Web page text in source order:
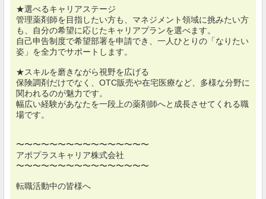
★選べるキャリアステージ
管理薬剤師を目指したい方も、マネジメント領域に挑みたい方
も、自分の希望に応じたキャリアプランを選べます。
自己申告制度で希望部署を申請でき、一人ひとりの「なりたい
姿」を全力でサポートします。
★スキルを磨きながら視野を広げる
保険調剤だけでなく、OTC販売や在宅医療など、多様な分野に
関われるのが魅力です。
幅広い経験があなたを一段上の薬剤師へと成長させてくれる職
場です。
〜〜〜〜〜〜〜〜〜〜〜〜〜〜〜〜
アポプラスキャリア株式会社
〜〜〜〜〜〜〜〜〜〜〜〜〜〜〜〜
転職活動中の皆様へ